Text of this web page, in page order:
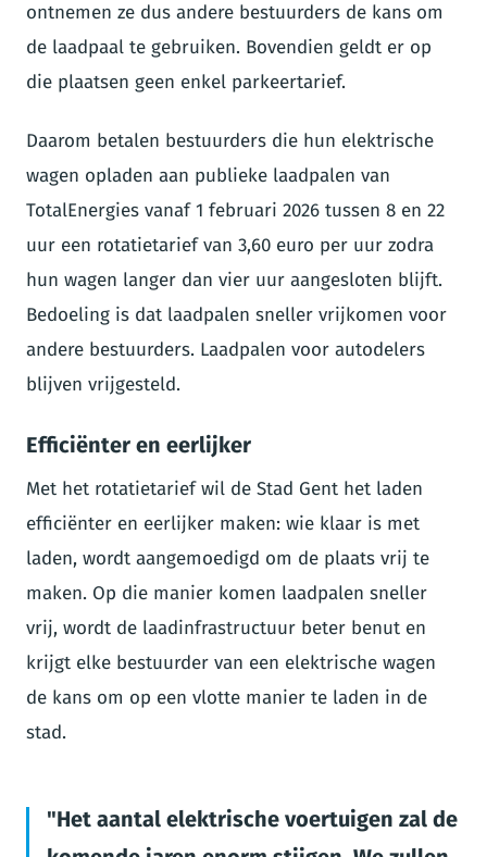
ontnemen ze dus andere bestuurders de kans om
de laadpaal te gebruiken. Bovendien geldt er op
die plaatsen geen enkel parkeertarief.
Daarom betalen bestuurders die hun elektrische
wagen opladen aan publieke laadpalen van
TotalEnergies vanaf 1 februari 2026 tussen 8 en 22
uur een rotatietarief van 3,60 euro per uur zodra
hun wagen langer dan vier uur aangesloten blijft.
Bedoeling is dat laadpalen sneller vrijkomen voor
andere bestuurders. Laadpalen voor autodelers
blijven vrijgesteld.
Efficiënter en eerlijker
Met het rotatietarief wil de Stad Gent het laden
efficiënter en eerlijker maken: wie klaar is met
laden, wordt aangemoedigd om de plaats vrij te
maken. Op die manier komen laadpalen sneller
vrij, wordt de laadinfrastructuur beter benut en
krijgt elke bestuurder van een elektrische wagen
de kans om op een vlotte manier te laden in de
stad.
Het aantal elektrische voertuigen zal de